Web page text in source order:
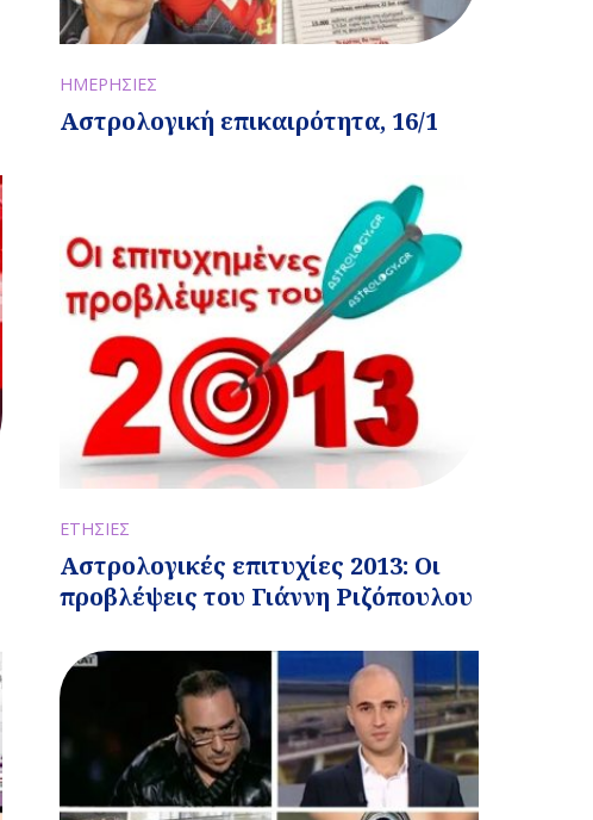
ΗΜΕΡΗΣΙΕΣ
Αστρολογική επικαιρότητα, 16/1
ΕΤΗΣΙΕΣ
Αστρολογικές επιτυχίες 2013: Οι
προβλέψεις του Γιάννη Ριζόπουλου